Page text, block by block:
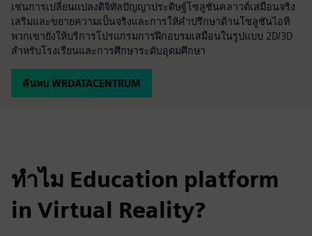
เช่นการเปลี่ยนแปลงดิจิทัลปัญญาประดิษฐ์โซลูชันคลาวด์เสมือนจริง
เสริมและขยายความเป็นจริงและการให้คำปรึกษาด้านโซลูชันไอที
พวกเขายังให้บริการโปรแกรมการฝึกอบรมเสมือนในรูปแบบ 2D/3D
สำหรับโรงเรียนและการศึกษาระดับอุดมศึกษา
ค้นพบ WRDATACENTRUM
ทำไม Education platform
in Virtual Reality?